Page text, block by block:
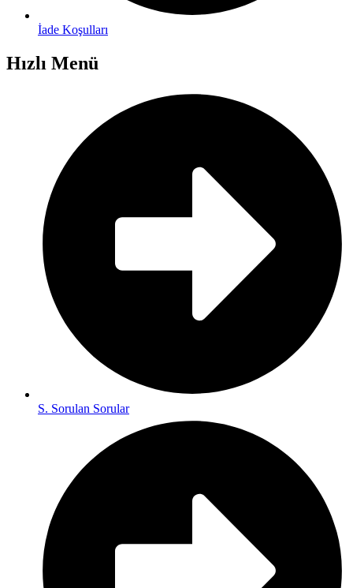
İade Koşulları
Hızlı Menü
S. Sorulan Sorular